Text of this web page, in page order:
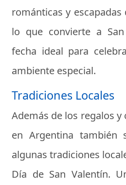
románticas y
lo que convierte a
fecha ideal para
ambiente especial.
Tradiciones Locales
Además de los regalos y
en Argentina también
algunas tradiciones
Día de San Valentín.